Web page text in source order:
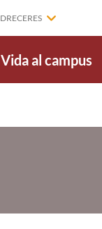
DRECERES
Vida al campus